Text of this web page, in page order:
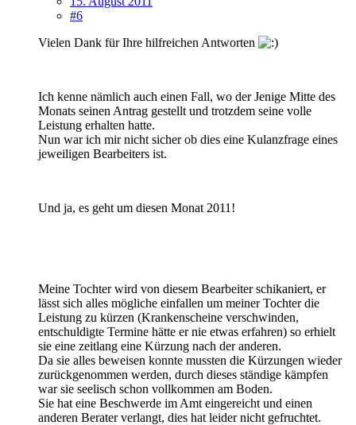
#6
Vielen Dank für Ihre hilfreichen Antworten
Ich kenne nämlich auch einen Fall, wo der Jenige Mitte des
Monats seinen Antrag gestellt und trotzdem seine volle
Leistung erhalten hatte.
Nun war ich mir nicht sicher ob dies eine Kulanzfrage eines
jeweiligen Bearbeiters ist.
Und ja, es geht um diesen Monat 2011!
Meine Tochter wird von diesem Bearbeiter schikaniert, er
lässt sich alles mögliche einfallen um meiner Tochter die
Leistung zu kürzen (Krankenscheine verschwinden,
entschuldigte Termine hätte er nie etwas erfahren) so erhielt
sie eine zeitlang eine Kürzung nach der anderen.
Da sie alles beweisen konnte mussten die Kürzungen wieder
zurückgenommen werden, durch dieses ständige kämpfen
war sie seelisch schon vollkommen am Boden.
Sie hat eine Beschwerde im Amt eingereicht und einen
anderen Berater verlangt, dies hat leider nicht gefruchtet.